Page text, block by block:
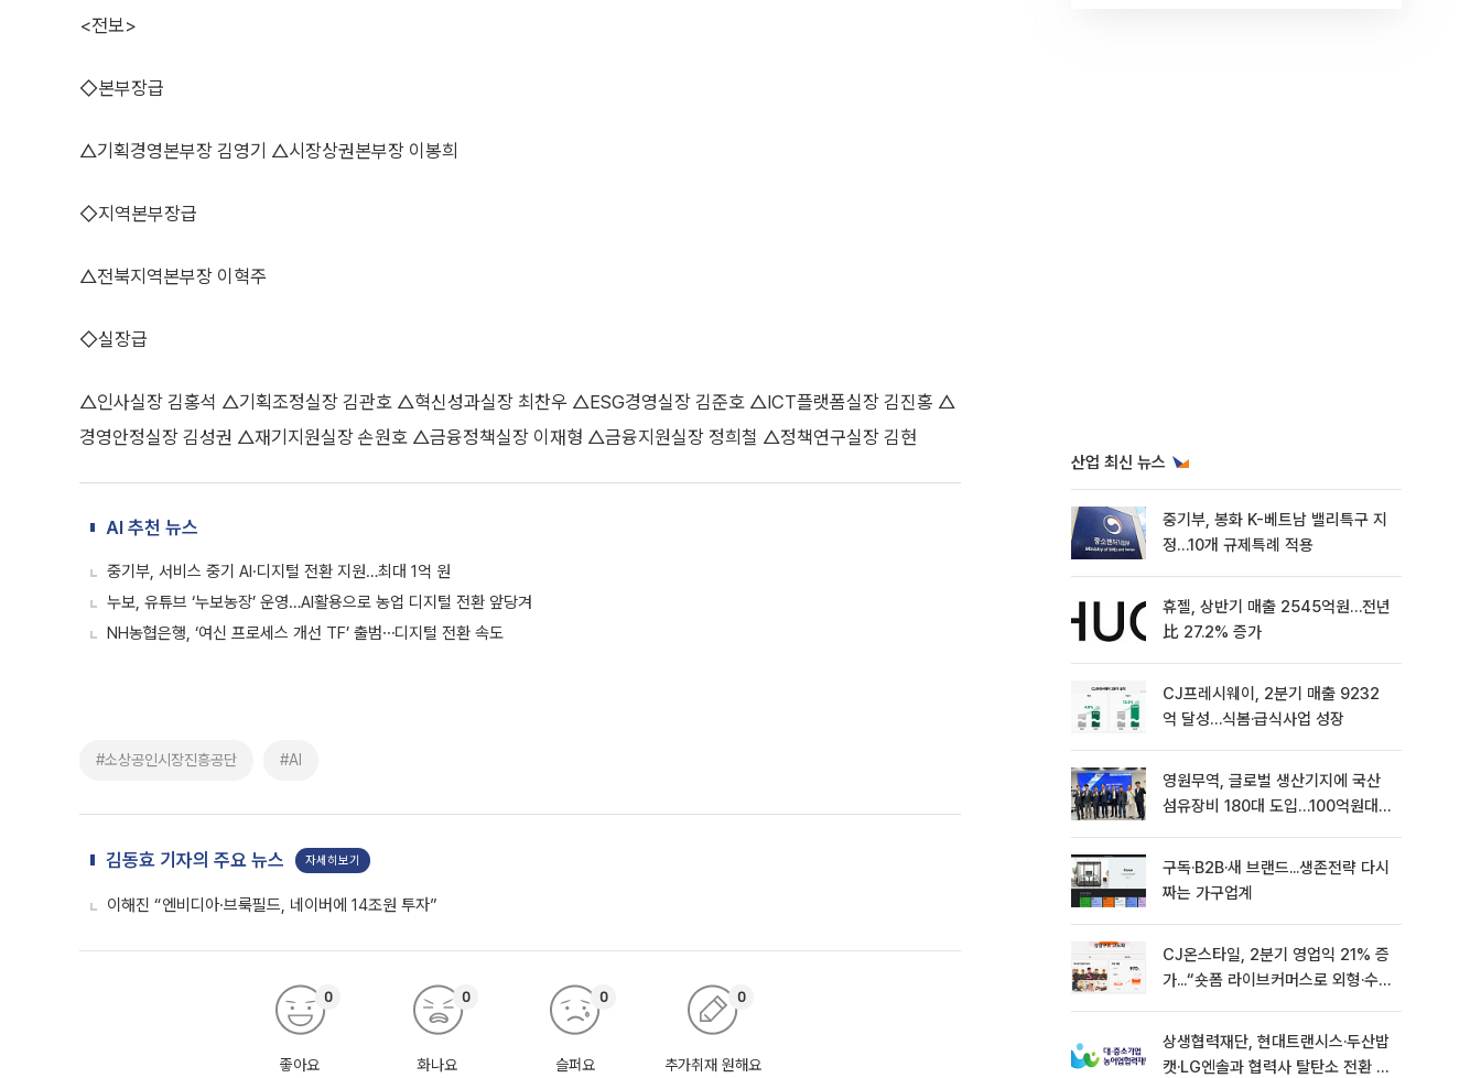
<전보>
◇본부장급
△기획경영본부장 김영기 △시장상권본부장 이봉희
◇지역본부장급
△전북지역본부장 이혁주
◇실장급
△인사실장 김홍석 △기획조정실장 김관호 △혁신성과실장 최찬우 △ESG경영실장 김준호 △ICT플랫폼실장 김진홍 △
경영안정실장 김성권 △재기지원실장 손원호 △금융정책실장 이재형 △금융지원실장 정희철 △정책연구실장 김현
AI 추천 뉴스
중기부, 서비스 중기 AI·디지털 전환 지원…최대 1억 원
누보, 유튜브 ‘누보농장’ 운영…AI활용으로 농업 디지털 전환 앞당겨
NH농협은행, ‘여신 프로세스 개선 TF’ 출범⋯디지털 전환 속도
#소상공인시장진흥공단 #AI
김동효 기자의 주요 뉴스 자세히보기
이해진 “엔비디아·브룩필드, 네이버에 14조원 투자”
좋아요
0
화나요
0
슬퍼요
0
추가취재 원해요
0
산업 최신 뉴스
중기부, 봉화 K-베트남 밸리특구 지
정…10개 규제특례 적용
휴젤, 상반기 매출 2545억원…전년
比 27.2% 증가
CJ프레시웨이, 2분기 매출 9232
억 달성…식봄·급식사업 성장
영원무역, 글로벌 생산기지에 국산
섬유장비 180대 도입…100억원대
구독·B2B·새 브랜드...생존전략 다시
짜는 가구업계
CJ온스타일, 2분기 영업익 21% 증
가...“숏폼 라이브커머스로 외형·수
상생협력재단, 현대트랜시스·두산밥
캣·LG엔솔과 협력사 탈탄소 전환 지